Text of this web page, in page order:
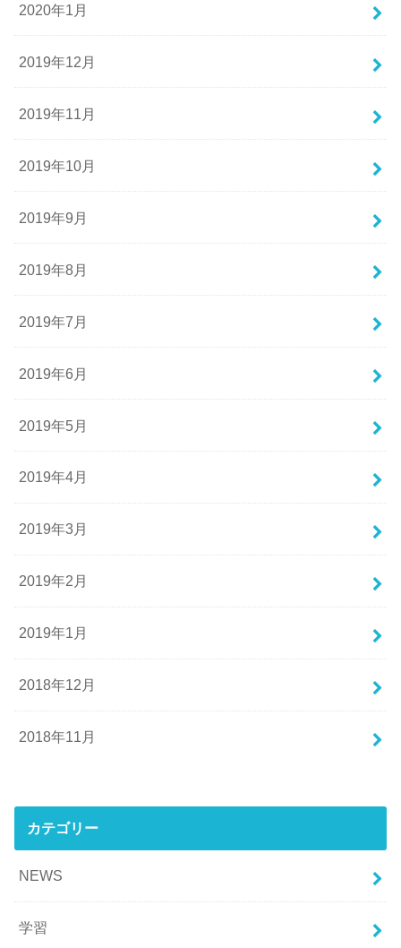
2020年1月
2019年12月
2019年11月
2019年10月
2019年9月
2019年8月
2019年7月
2019年6月
2019年5月
2019年4月
2019年3月
2019年2月
2019年1月
2018年12月
2018年11月
カテゴリー
NEWS
学習